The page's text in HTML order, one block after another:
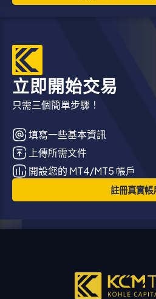
立即開始交易
只需三個簡單步驟！
填寫一些基本資訊
上傳所需文件
開設您的 MT4/MT5 帳戶
註冊真實帳